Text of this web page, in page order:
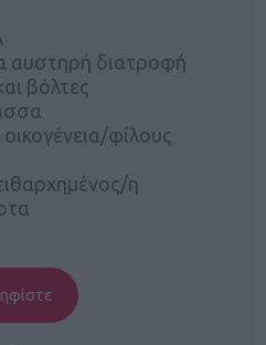
αυστηρή διατροφή
βόλτες
φίλους
η